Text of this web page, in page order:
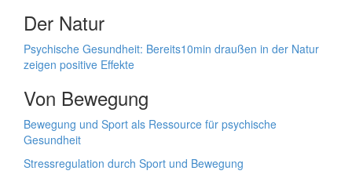
Der Natur
Psychische Gesundheit: Bereits10min draußen in der Natur
zeigen positive Effekte
Von Bewegung
Bewegung und Sport als Ressource für psychische
Gesundheit
Stressregulation durch Sport und Bewegung